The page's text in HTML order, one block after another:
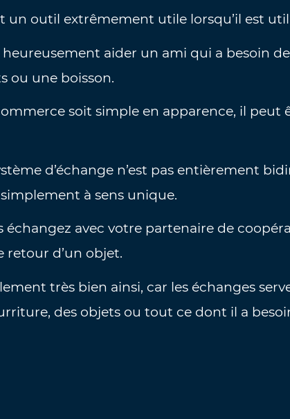
un outil extrêmement utile lorsqu’il est
heureusement aider un ami qui a besoin
ou une boisson.
soit simple en apparence, il
d’échange n’est pas entièrement
à sens unique.
échangez avec votre partenaire de
retour d’un objet.
très bien ainsi, car les échanges
des objets ou tout ce dont il a